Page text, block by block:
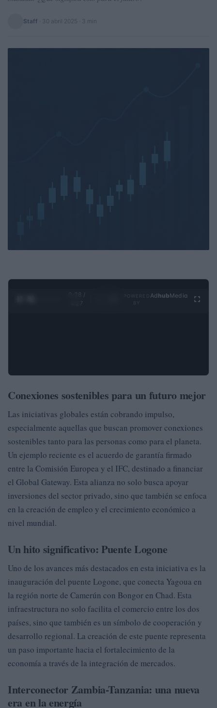
Staff 30 abril 2025 · 3 min
0:29 /
4:27
Ad hubMedia
Conexiones sostenibles para un futuro mejor
Las iniciativas globales están cobrando impulso,
especialmente aquellas que buscan promover conexiones
sostenibles tanto para las personas como para el planeta.
Un ejemplo reciente es el acuerdo de garantía firmado
entre la Comisión Europea y el IFC, destinado a financiar
el Global Gateway. Esta alianza no solo busca apoyar
inversiones del sector privado, sino que también se enfoca
en la creación de empleo y el crecimiento económico a
nivel mundial.
Un hito significativo: Puente Logone
Uno de los avances más destacados en esta iniciativa es la
inauguración del puente Logone, que conecta Yagoua en
la región norte de Camerún con Bongor en Chad. Esta
infraestructura no solo facilita el comercio entre los dos
países, sino que también es un símbolo de cooperación y
desarrollo regional. La creación de este puente representa
un paso importante hacia el fortalecimiento de la
economía a través de la integración de mercados.
Interconector Zambia-Tanzania: una nueva
era en la energía